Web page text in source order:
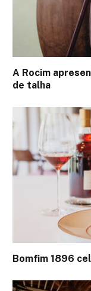
A Rocim
de talha
Bomfim 1896